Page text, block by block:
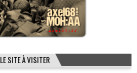
LE SITE À VISITER